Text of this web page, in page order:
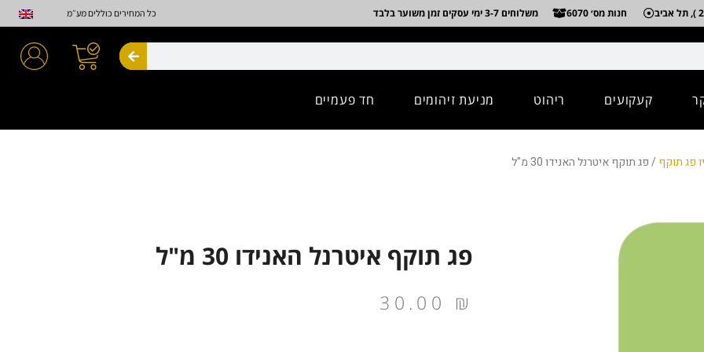
חנות מס׳ 6070 משלוחים 3-7 ימי עסקים זמן משוער בלבד כל המחירים כוללים מע״מ
חיפוש
קעקועים ריהוט מניעת זיהומים חד פעמיים
פג תוקף/ פג תוקף איטרנל האנידו 30 מ"ל
פג תוקף איטרנל האנידו 30 מ"ל
30.00 ₪